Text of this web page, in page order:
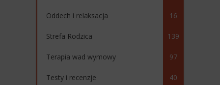
Oddech i relaksacja 16
Strefa Rodzica 139
Terapia wad wymowy 97
Testy i recenzje 40